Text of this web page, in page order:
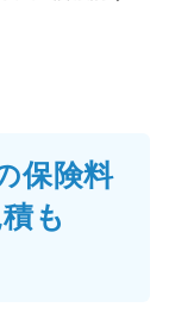
保険料
も